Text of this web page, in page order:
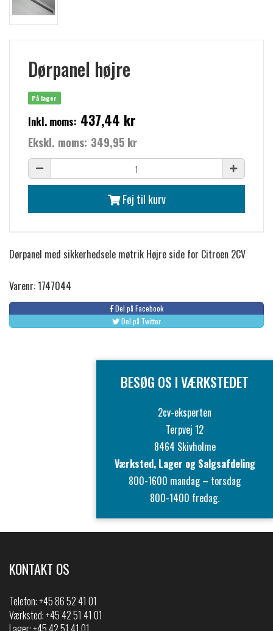
Dørpanel højre
På lager
Inkl. moms: 437,44 kr
Ekskl. moms: 349,95 kr
Føj til kurv
Dørpanel med sikkerhedsele møtrik Højre side for Citroen 2CV
Varenr: 1747044
Del på Facebook
Del på Twitter
BESØG OS I VÆRKSTEDET
2cv-eksperten
Terpvej 12
8464 Skivholme
Værksted, Lager og Salgsafdeling
800-1600 mandag – torsdag
800-1400 fredag.
KONTAKT OS
Telefon:+45 86 52 41 01
Værksted: +45 42 51 41 01